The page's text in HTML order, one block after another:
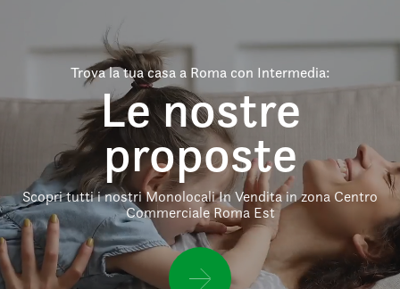
Trova la tua casa a Roma con Intermedia:
Le nostre
proposte
Scopri tutti i nostri Monolocali In Vendita in zona Centro
Commerciale Roma Est